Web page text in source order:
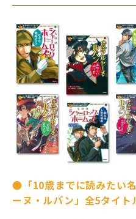
● 「10歳までに読みたい
ーヌ・ルパン」全5タイト